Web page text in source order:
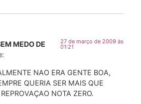
MEDO DE
27 de março de 2009 às
01:21
NAO ERA GENTE BOA,
QUERIA SER MAIS QUE
NOTA ZERO.